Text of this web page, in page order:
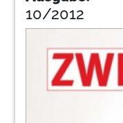
Christin Bunn
Redaktion
10/2012